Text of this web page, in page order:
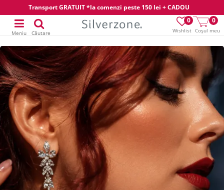
Transport GRATUIT *la comenzi peste 150 lei + CADOU
Wishlist
0
Coșul meu
0
Meniu Căutare